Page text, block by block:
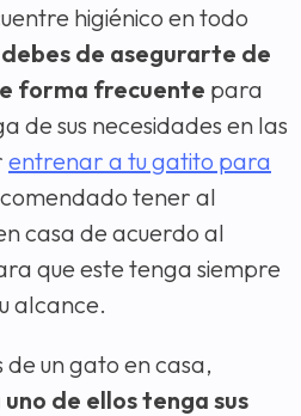
higiénico en todo
debes de asegurarte de
forma frecuente para
de sus necesidades en las
entrenar a tu gatito para
tener al
casa de acuerdo al
que este tenga siempre
alcance.
un gato en casa,
de ellos tenga sus